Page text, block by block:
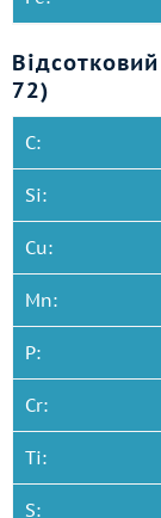
72)
C:
Si:
Cu:
Mn:
P:
Cr:
Ti:
S: